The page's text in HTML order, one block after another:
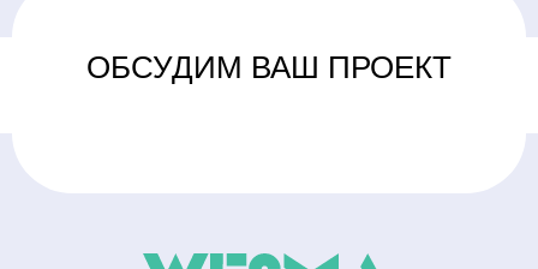
ОБСУДИМ ВАШ ПРОЕКТ